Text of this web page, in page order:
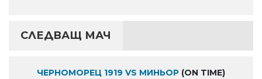
СЛЕДВАЩ МАЧ
ЧЕРНОМОРЕЦ 1919 VS МИНЬОР (ON TIME)